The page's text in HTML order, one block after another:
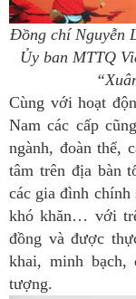
Đồng chí Nguyễn
Ủy ban MTTQ
Cùng với hoạt
Nam các cấp
ngành, đoàn thể,
tâm trên địa bàn
các gia đình chính
khó khăn… với
đồng và được
khai, minh
tượng.